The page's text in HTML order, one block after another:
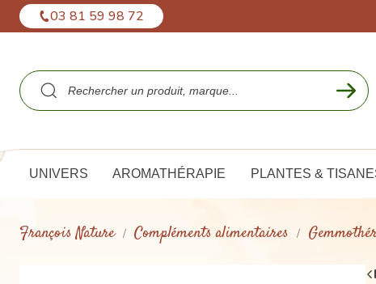
03 81 59 98 72
UNIVERS AROMATHÉRAPIE PLANTES &
François Nature Compléments alimentaires
Panneau de gestion des cookies